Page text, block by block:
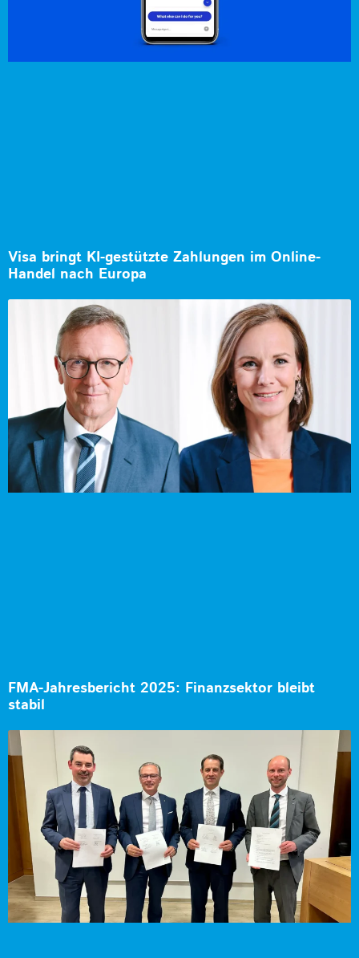
Visa bringt KI-gestützte Zahlungen im Online-
Handel nach Europa
FMA-Jahresbericht 2025: Finanzsektor bleibt
stabil